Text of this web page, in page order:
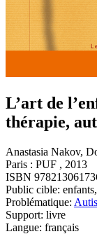
L’art de
thérapie,
Anastasia Nakov,
Paris : PUF , 2013
ISBN
Public cible:
Problématique:
Support: livre
Langue: français